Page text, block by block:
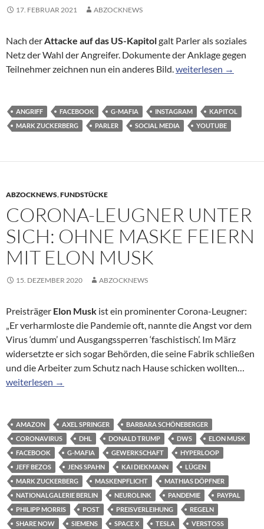
17. FEBRUAR 2021 ABZOCKNEWS
Nach derAttacke auf das US-Kapitolgalt Parler als soziales
Netz der Wahl der Angreifer. Dokumente der Anklage gegen
Teilnehmer zeichnen nun ein anderes Bild.Angriff aufs Kapitol:
weiterlesen →
ANGRIFF FACEBOOK G-MAFIA INSTAGRAM
KAPITOL
MARK ZUCKERBERG
PARLER SOCIAL MEDIA YOUTUBE
ABZOCKNEWS,FUNDSTÜCKE
CORONA-LEUGNER UNTER
SICH: OHNE MASKE FEIERN
MIT ELON MUSK
15. DEZEMBER 2020 ABZOCKNEWS
Preisträger Elon Musk ist ein prominenter Corona-Leugner:
„Er verharmloste die Pandemie oft, nannte die Angst vor dem
Virus ‘dumm’ und Ausgangssperren ‘faschistisch’. Im März
widersetzte er sich sogar Behörden, die seine Fabrik schließen
und die Arbeiter zum Schutz nach Hause schicken wollten…
Corona-Leugner unter sich: Ohne Maske feiern mit Elon Musk
weiterlesen →
AMAZON AXEL SPRINGER
BARBARA SCHÖNEBERGER
CORONAVIRUS
DHL DONALD TRUMP DWS
ELON MUSK
FACEBOOK
G-MAFIA GEWERKSCHAFT
HYPERLOOP
JEFF BEZOS
JENS SPAHN KAI DIEKMANN
LÜGEN
MARK ZUCKERBERG
MASKENPFLICHT
MATHIAS DÖPFNER
NATIONALGALERIE BERLIN
NEUROLINK PANDEMIE
PAYPAL
PHILIPP MORRIS
POST PREISVERLEIHUNG
REGELN
SHARE NOW
SIEMENS SPACE X TESLA VERSTOSS